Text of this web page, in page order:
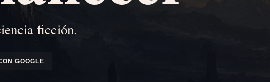
ficción.
GOOGLE